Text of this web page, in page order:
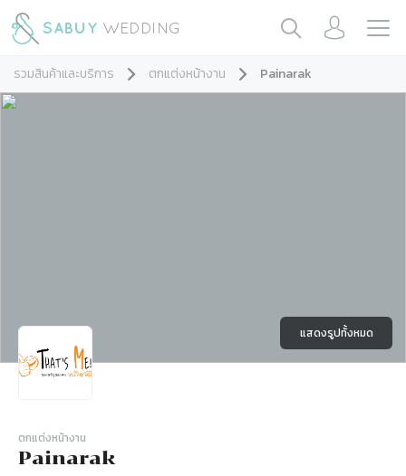
รวมสินค้าและบริการ ตกแต่งหน้างาน Painarak
แสดงรูปทั้งหมด
ตกแต่งหน้างาน
Painarak